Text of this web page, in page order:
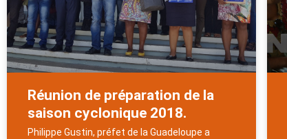
Réunion de préparation de la
saison cyclonique 2018.
Philippe Gustin, préfet de la Guadeloupe a